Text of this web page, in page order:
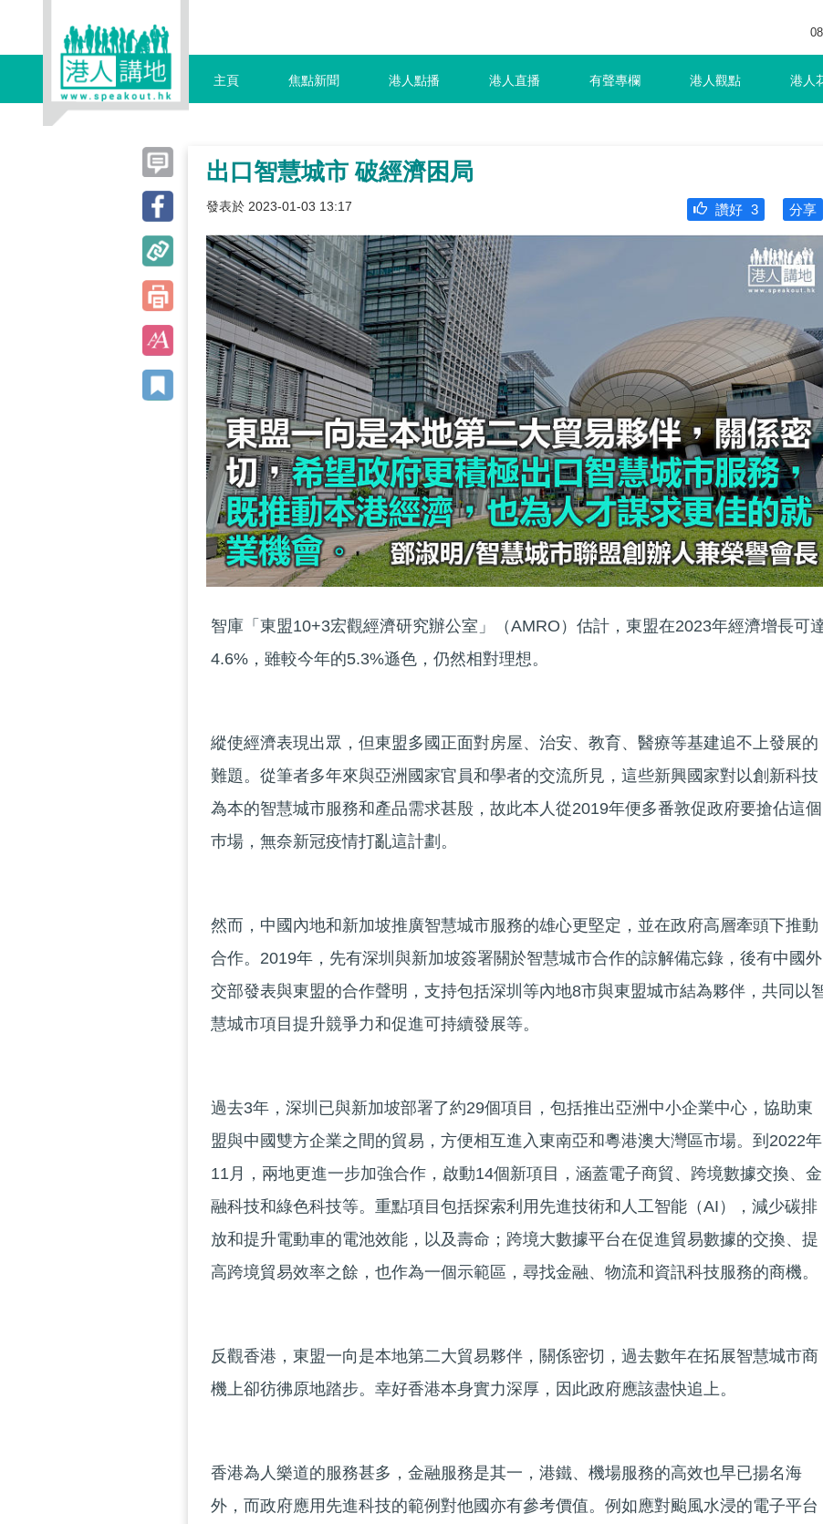
主頁 焦點新聞 港人點播 港人直播 有聲專欄 港人觀點 港人
出口智慧城市 破經濟困局
發表於 2023-01-03 13:17 分享
讚好 3
智庫「東盟10+3宏觀經濟研究辦公室」（AMRO）估計，東盟在2023年經濟增長可
4.6%，雖較今年的5.3%遜色，仍然相對理想。
縱使經濟表現出眾，但東盟多國正面對房屋、治安、教育、醫療等基建追不上發展的
難題。從筆者多年來與亞洲國家官員和學者的交流所見，這些新興國家對以創新科技
為本的智慧城市服務和產品需求甚殷，故此本人從2019年便多番敦促政府要搶佔這個
巿場，無奈新冠疫情打亂這計劃。
然而，中國內地和新加坡推廣智慧城市服務的雄心更堅定，並在政府高層牽頭下推動
合作。2019年，先有深圳與新加坡簽署關於智慧城市合作的諒解備忘錄，後有中國外
交部發表與東盟的合作聲明，支持包括深圳等內地8市與東盟城市結為夥伴，共同以
慧城市項目提升競爭力和促進可持續發展等。
過去3年，深圳已與新加坡部署了約29個項目，包括推出亞洲中小企業中心，協助東
盟與中國雙方企業之間的貿易，方便相互進入東南亞和粵港澳大灣區市場。到2022年
11月，兩地更進一步加強合作，啟動14個新項目，涵蓋電子商貿、跨境數據交換、金
融科技和綠色科技等。重點項目包括探索利用先進技術和人工智能（AI），減少碳排
放和提升電動車的電池效能，以及壽命；跨境大數據平台在促進貿易數據的交換、提
高跨境貿易效率之餘，也作為一個示範區，尋找金融、物流和資訊科技服務的商機。
反觀香港，東盟一向是本地第二大貿易夥伴，關係密切，過去數年在拓展智慧城市商
機上卻彷彿原地踏步。幸好香港本身實力深厚，因此政府應該盡快追上。
香港為人樂道的服務甚多，金融服務是其一，港鐵、機場服務的高效也早已揚名海
外，而政府應用先進科技的範例對他國亦有參考價值。例如應對颱風水浸的電子平台